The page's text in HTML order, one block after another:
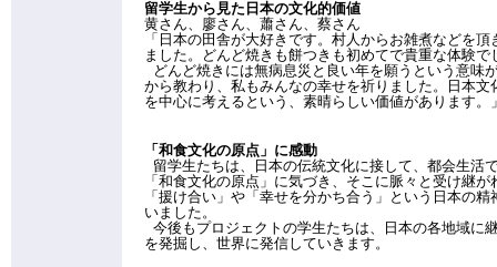
留学生から見た日本の文化的価値
黄さん、廖さん、蕭さん、蔡さん
「日本の田舎が大好きです。村人からお雑煮などを
ました。どんど焼きも餅つきも初めてで貴重な体験で
どんど焼きには無病息災と良い年を願うという意味
から教わり、私もみんなの幸せを祈りました。日本文
を中心に考えるという、素晴らしい価値があります。
「和食文化の原点」に感動
留学生たちは、日本の伝統文化に接して、都会生活
「和食文化の原点」に気づき、そこに脈々と受け継
「援け合い」や「幸せを分かち合う」という日本の
いました。
今後もプロジェクトの学生たちは、日本の各地域に
を発掘し、世界に発信していきます。